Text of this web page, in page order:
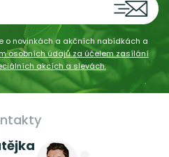
o novinkách a akčních nabídkách a
osobních údajů za účelem zasílání
akcích a slevách.